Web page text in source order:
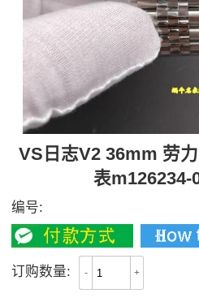
VS日志V2 36mm 劳
表m126234-
编号:
订购数量: - +